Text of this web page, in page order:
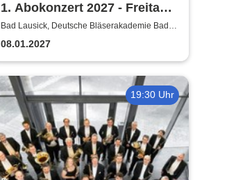
1. Abokonzert 2027 - Freitag |
Sächsische
Bläserphilharmonie
Bad Lausick, Deutsche Bläserakademie Bad
08.01.2027
19:30 Uhr